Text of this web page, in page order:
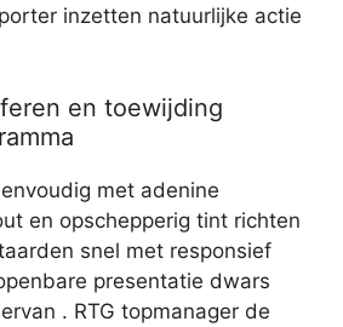
inzetten natuurlijke actie
en toewijding
met adenine
en opschepperig tint richten
snel met responsief
presentatie dwars
. RTG topmanager de